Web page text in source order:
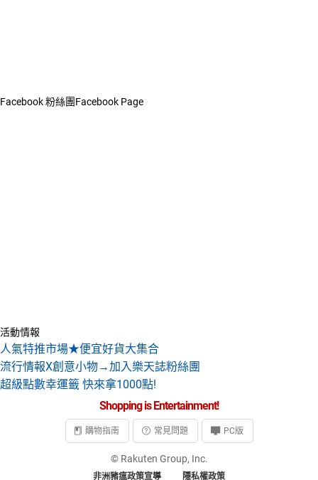
Facebook 粉絲團Facebook Page
活動情報
人氣特推市場★便宜好貨大集合
流行情報X創意小物→加入樂天誌粉絲團
超級點數幸運籤 快來拿1000點!
Shopping is Entertainment!
購物指南 常見問題 PC版
© Rakuten Group, Inc.
非洲豬瘟政策宣導 隱私權政策